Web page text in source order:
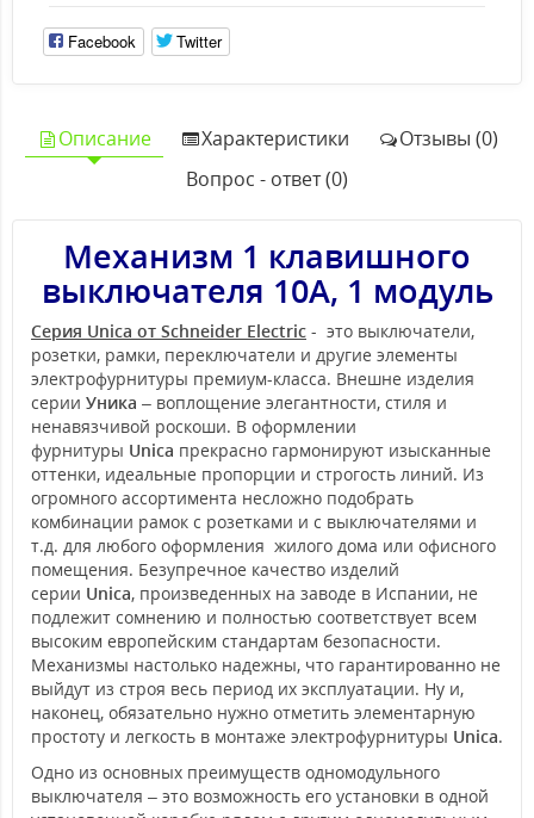
Facebook Twitter
Описание Характеристики
Отзывы (0)
Вопрос - ответ (0)
Механизм 1 клавишного
выключателя 10А, 1 модуль
Серия Unica от Schneider Electric - это выключатели,
розетки, рамки, переключатели и другие элементы
электрофурнитуры премиум-класса. Внешне изделия
серии Уника – воплощение элегантности, стиля и
ненавязчивой роскоши. В оформлении
фурнитуры Unica прекрасно гармонируют изысканные
оттенки, идеальные пропорции и строгость линий. Из
огромного ассортимента несложно подобрать
комбинации рамок с розетками и с выключателями и
т.д. для любого оформления жилого дома или офисного
помещения. Безупречное качество изделий
серии Unica, произведенных на заводе в Испании, не
подлежит сомнению и полностью соответствует всем
высоким европейским стандартам безопасности.
Механизмы настолько надежны, что гарантированно не
выйдут из строя весь период их эксплуатации. Ну и,
наконец, обязательно нужно отметить элементарную
простоту и легкость в монтаже электрофурнитуры Unica.
Одно из основных преимуществ одномодульного
выключателя – это возможность его установки в одной